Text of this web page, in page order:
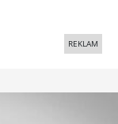
REKLAM